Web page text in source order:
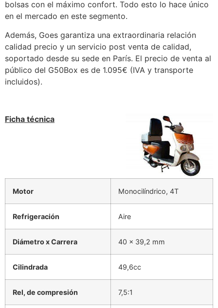
bolsas con el máximo confort. Todo esto lo hace único
en el mercado en este segmento.
Además, Goes garantiza una extraordinaria relación
calidad precio y un servicio post venta de calidad,
soportado desde su sede en París. El precio de venta al
público del G50Box es de 1.095€ (IVA y transporte
incluidos).
Ficha técnica
Motor Monocilíndrico, 4T
Refrigeración Aire
Diámetro x Carrera 40 x 39,2 mm
Cilindrada 49,6cc
Rel, de compresión 7,5:1